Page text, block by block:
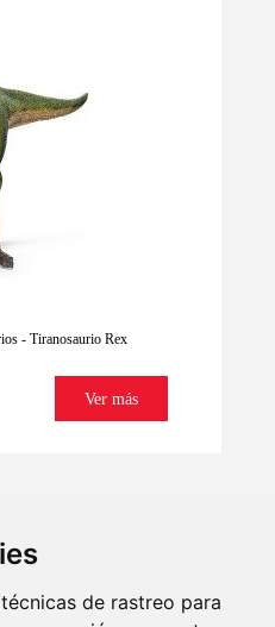
de rastreo para
- Tiranosaurio Rex
Ver más